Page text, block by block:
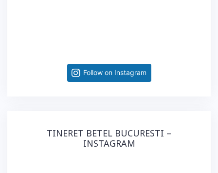
Follow on Instagram
TINERET BETEL BUCURESTI –
INSTAGRAM